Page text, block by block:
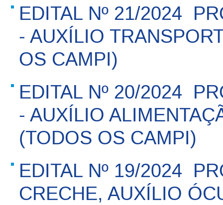
EDITAL Nº 21/2024 
- AUXÍLIO
OS CAMPI)
EDITAL Nº 20/2024 
- AUXÍLIO
(TODOS OS CAMPI)
EDITAL Nº 19/2024 
CRECHE, AUXÍLIO